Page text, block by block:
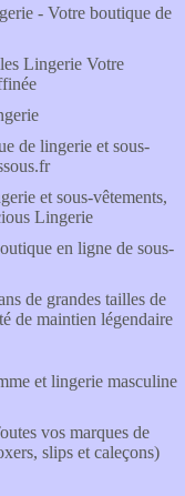
- Votre boutique de
Lingerie Votre
de lingerie et sous-
et sous-vêtements,
Lingerie
en ligne de sous-
de grandes tailles de
de maintien légendaire
et lingerie masculine
vos marques de
slips et caleçons)